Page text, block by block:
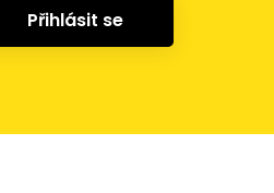
Přihlásit se